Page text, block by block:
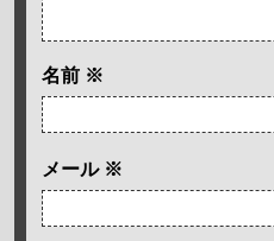
名前 ※
メール ※